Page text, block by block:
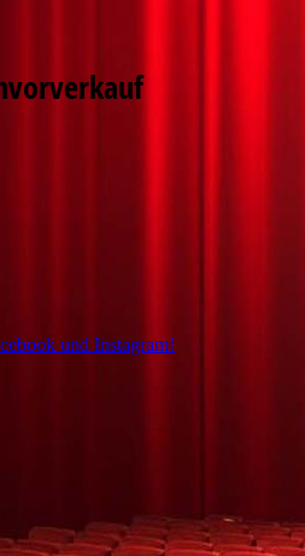
und Instagram!